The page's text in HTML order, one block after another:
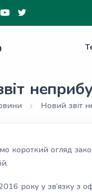
Новий звіт
короткий огляд
року у зв’язку з